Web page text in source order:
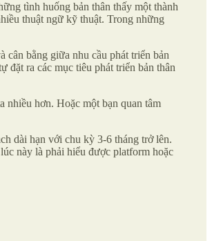
tình huống bản thân thấy một thành
thuật ngữ kỹ thuật. Trong những
cân bằng giữa nhu cầu phát triển bản
đặt ra các mục tiêu phát triển bản thân
nhiều hơn. Hoặc một bạn quan tâm
dài hạn với chu kỳ 3-6 tháng trở lên.
này là phải hiểu được platform hoặc